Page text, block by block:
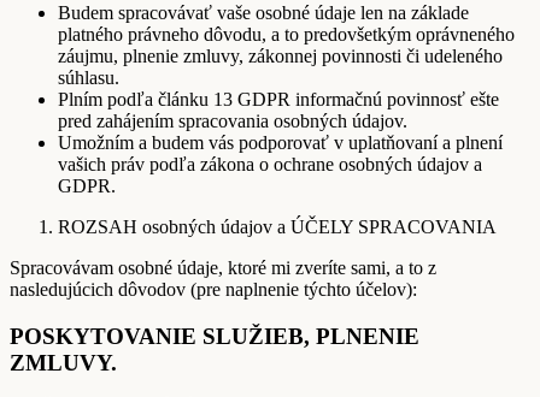
Budem spracovávať vaše osobné údaje len na základe
platného právneho dôvodu, a to predovšetkým oprávneného
záujmu, plnenie zmluvy, zákonnej povinnosti či udeleného
súhlasu.
Plním podľa článku 13 GDPR informačnú povinnosť ešte
pred zahájením spracovania osobných údajov.
Umožním a budem vás podporovať v uplatňovaní a plnení
vašich práv podľa zákona o ochrane osobných údajov a
GDPR.
ROZSAH osobných údajov a ÚČELY SPRACOVANIA
Spracovávam osobné údaje, ktoré mi zveríte sami, a to z
nasledujúcich dôvodov (pre naplnenie týchto účelov):
POSKYTOVANIE SLUŽIEB, PLNENIE
ZMLUVY.